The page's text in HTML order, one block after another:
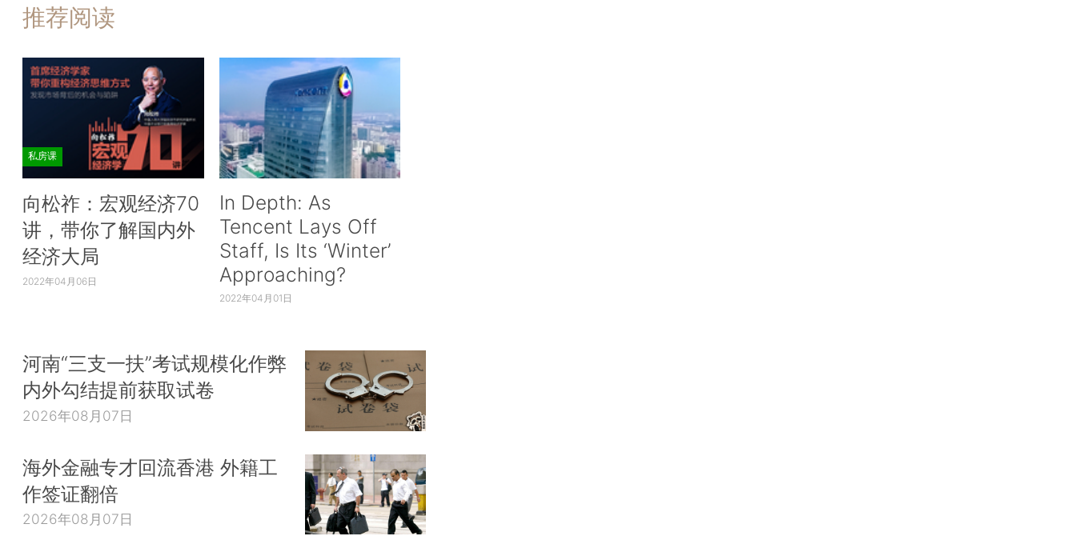
推荐阅读
私房课
向松祚：宏观经济70
讲，带你了解国内外
经济大局
2022年04月06日
In Depth: As
Tencent Lays Off
Staff, Is Its ‘Winter’
Approaching?
2022年04月01日
河南“三支一扶”考试规模化作弊
内外勾结提前获取试卷
2026年08月07日
海外金融专才回流香港 外籍工
作签证翻倍
2026年08月07日